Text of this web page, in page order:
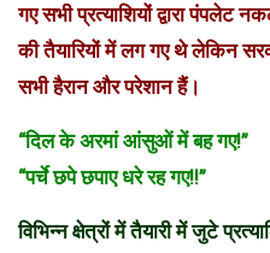
गए सभी प्रत्याशियों द्वारा पंपलेट
की तैयारियों में लग गए थे लेकिन
सभी हैरान और परेशान हैं।
“दिल के अरमां आंसुओं में बह गए!”
“पर्चे छपे छपाए धरे रह गए!!”
विभिन्न क्षेत्रों में तैयारी में जुटे